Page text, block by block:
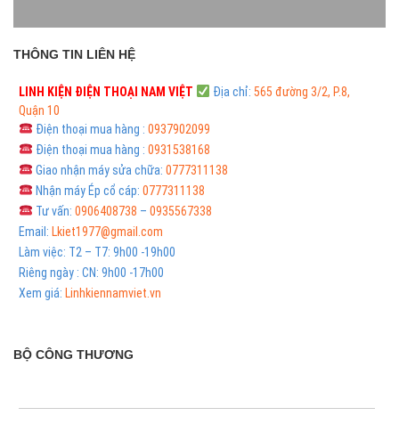
THÔNG TIN LIÊN HỆ
LINH KIỆN ĐIỆN THOẠI NAM VIỆT Địa chỉ: 565 đường 3/2, P.8,
Quận 10
Điện thoại mua hàng : 0937902099
Điện thoại mua hàng : 0931538168
Giao nhận máy sửa chữa: 0777311138
Nhận máy Ép cổ cáp: 0777311138
Tư vấn: 0906408738 – 0935567338
Email: Lkiet1977@gmail.com
Làm việc: T2 – T7: 9h00 -19h00
Riêng ngày : CN: 9h00 -17h00
Xem giá: Linhkiennamviet.vn
BỘ CÔNG THƯƠNG